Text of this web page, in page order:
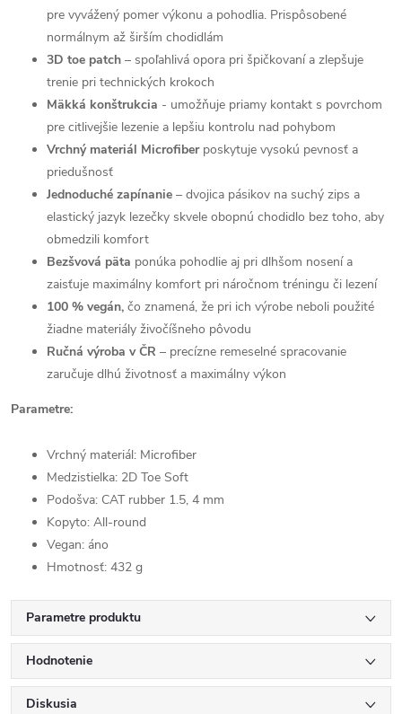
pre vyvážený pomer výkonu a pohodlia. Prispôsobené
normálnym až širším chodidlám
3D toe patch – spoľahlivá opora pri špičkovaní a zlepšuje
trenie pri technických krokoch
Mäkká konštrukcia - umožňuje priamy kontakt s povrchom
pre citlivejšie lezenie a lepšiu kontrolu nad pohybom
Vrchný materiál Microfiberposkytuje vysokú pevnosť a
priedušnosť
Jednoduché zapínanie – dvojica pásikov na suchý zips a
elastický jazyk lezečky skvele obopnú chodidlo bez toho, aby
obmedzili komfort
Bezšvová päta ponúka pohodlie aj pri dlhšom nosení a
zaisťuje maximálny komfort pri náročnom tréningu či lezení
100 % vegán, čo znamená, že pri ich výrobe neboli použité
žiadne materiály živočíšneho pôvodu
Ručná výroba v ČR – precízne remeselné spracovanie
zaručuje dlhú životnosť a maximálny výkon
Parametre:
Vrchný materiál: Microfiber
Medzistielka: 2D Toe Soft
Podošva: CAT rubber 1.5, 4 mm
Kopyto: All-round
Vegan: áno
Hmotnosť: 432 g
Parametre produktu
Hodnotenie
Diskusia